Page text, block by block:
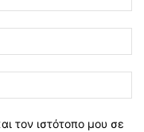
τον ιστότοπο μου σε